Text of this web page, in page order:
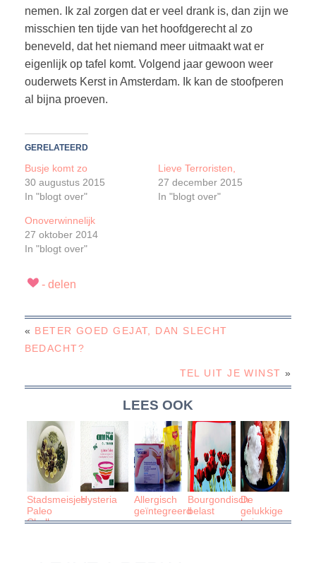
nemen. Ik zal zorgen dat er veel drank is, dan zijn we
misschien ten tijde van het hoofdgerecht al zo
beneveld, dat het niemand meer uitmaakt wat er
eigenlijk op tafel komt. Volgend jaar gewoon weer
ouderwets Kerst in Amsterdam. Ik kan de stoofperen
al bijna proeven.
GERELATEERD
Busje komt zo
30 augustus 2015
In "blogt over"
Lieve Terroristen,
27 december 2015
In "blogt over"
Onoverwinnelijk
27 oktober 2014
In "blogt over"
« BETER GOED GEJAT, DAN SLECHT
BEDACHT?
TEL UIT JE WINST »
LEES OOK
Stadsmeisjes
Paleo
Challenge
Hysteria
Allergisch
geïntegreerd
Bourgondisch
belast
De
gelukkige
huisvrouw